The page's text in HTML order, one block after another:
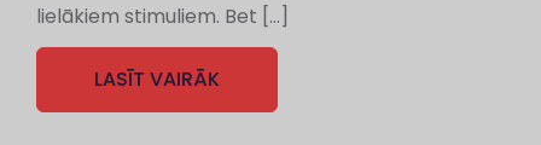
lielākiem stimuliem. Bet […]
LASĪT VAIRĀK